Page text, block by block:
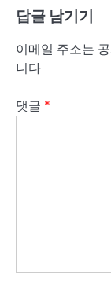
답글 남기기
이메일 주소는
니다
댓글 *